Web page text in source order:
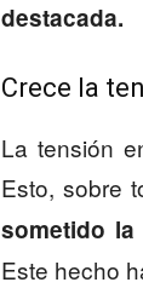
destacada.
Crece la
La tensión
Esto, sobre
sometido la
Este hecho